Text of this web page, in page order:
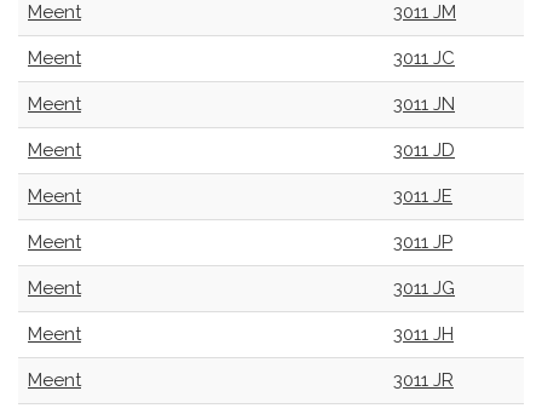
Meent 3011 JM
Meent 3011 JC
Meent 3011 JN
Meent 3011 JD
Meent 3011 JE
Meent 3011 JP
Meent 3011 JG
Meent 3011 JH
Meent 3011 JR